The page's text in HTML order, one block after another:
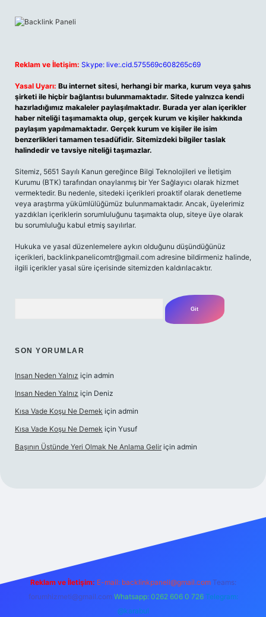
Reklam ve İletişim: Skype: live:.cid.575569c608265c69
Yasal Uyarı: Bu internet sitesi, herhangi bir marka, kurum veya şahıs
şirketi ile hiçbir bağlantısı bulunmamaktadır. Sitede yalnızca kendi
hazırladığımız makaleler paylaşılmaktadır. Burada yer alan içerikler
haber niteliği taşımamakta olup, gerçek kurum ve kişiler hakkında
paylaşım yapılmamaktadır. Gerçek kurum ve kişiler ile isim
benzerlikleri tamamen tesadüfidir. Sitemizdeki bilgiler taslak
halindedir ve tavsiye niteliği taşımazlar.
Sitemiz, 5651 Sayılı Kanun gereğince Bilgi Teknolojileri ve İletişim
Kurumu (BTK) tarafından onaylanmış bir Yer Sağlayıcı olarak hizmet
vermektedir. Bu nedenle, sitedeki içerikleri proaktif olarak denetleme
veya araştırma yükümlülüğümüz bulunmamaktadır. Ancak, üyelerimiz
yazdıkları içeriklerin sorumluluğunu taşımakta olup, siteye üye olarak
bu sorumluluğu kabul etmiş sayılırlar.
Hukuka ve yasal düzenlemelere aykırı olduğunu düşündüğünüz
içerikleri, backlinkpanelicomtr@gmail.com adresine bildirmeniz halinde,
ilgili içerikler yasal süre içerisinde sitemizden kaldırılacaktır.
SON YORUMLAR
Insan Neden Yalnız için admin
Insan Neden Yalnız için Deniz
Kısa Vade Koşu Ne Demek için admin
Kısa Vade Koşu Ne Demek için Yusuf
Başının Üstünde Yeri Olmak Ne Anlama Gelir için admin
Reklam ve İletişim: E-mail: backlinkpaneli@gmail.com Teams:
forumhizmeti@gmail.com Whatsapp: 0262 606 0 726 Telegram:
@karabul